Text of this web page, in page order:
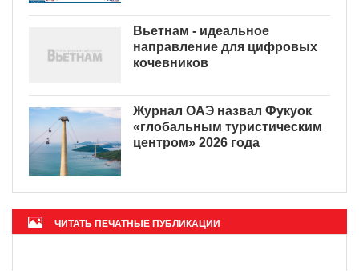
Вьетнам - идеальное
направление для цифровых
кочевников
Журнал ОАЭ назвал Фукуок
«глобальным туристическим
центром» 2026 года
ЧИТАТЬ ПЕЧАТНЫЕ ПУБЛИКАЦИИ